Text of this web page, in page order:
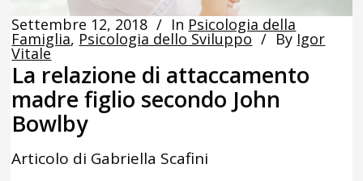
Settembre 12, 2018 In Psicologia della
Famiglia, Psicologia dello Sviluppo By Igor
Vitale
La relazione di attaccamento
madre figlio secondo John
Bowlby
Articolo di Gabriella Scafini